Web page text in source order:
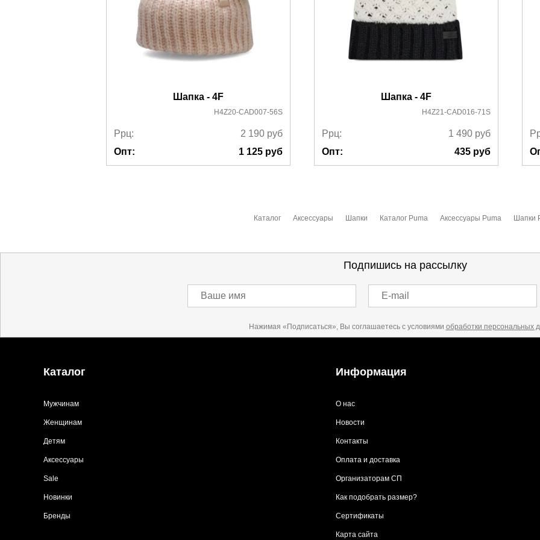
Шапка - 4F
H4Z20-CAD007-56S
Ррц: 2 190 руб
Опт:
1 125 руб
Шапка - 4F
H4Z21-CAD016-71S
Ррц: 1 490 руб
Опт:
435 руб
Каталог Аксессуары Шапки Каталог Puma Аксессуары Puma Шапки
Подпишись на рассылку
Ваше имя E-mail
Нажимая «Подписаться», Вы соглашаетесь с условиями обработки персональных
Каталог
Мужчинам
Женщинам
Детям
Аксессуары
Sale
Новинки
Бренды
Информация
О нас
Новости
Контакты
Оплата и доставка
Организаторам СП
Как подобрать размер?
Сертификаты
Карта сайта